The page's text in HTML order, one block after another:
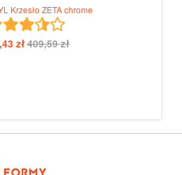
Krzesło ZETA chrome
zł409,59 zł